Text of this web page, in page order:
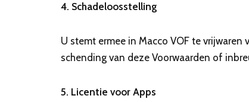
4. Schadeloosstelling
U stemt ermee in Macco VOF te
schending van deze Voorwaarden of
5. Licentie voor Apps